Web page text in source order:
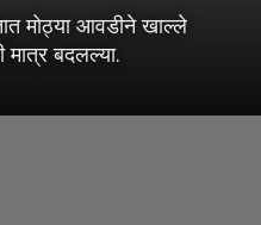
मोठ्या आवडीने खाल्ले
मात्र बदलल्या.